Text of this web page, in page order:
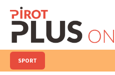
SPORT